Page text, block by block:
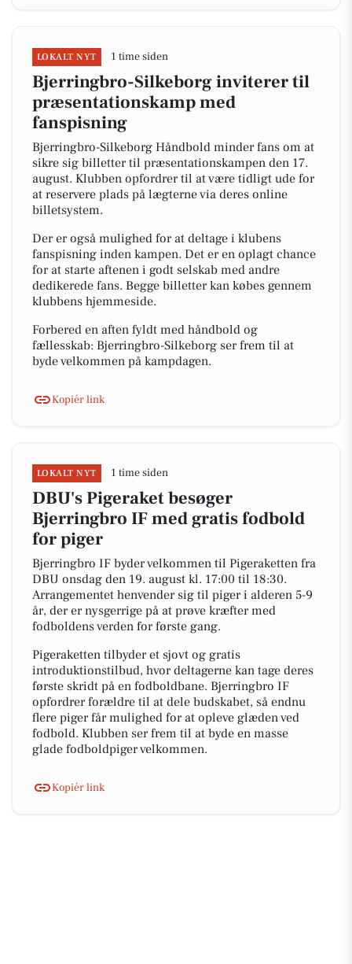
LOKALT NYT 1 time siden
Bjerringbro-Silkeborg inviterer til
præsentationskamp med
fanspisning
Bjerringbro-Silkeborg Håndbold minder fans om at
sikre sig billetter til præsentationskampen den 17.
august. Klubben opfordrer til at være tidligt ude for
at reservere plads på lægterne via deres online
billetsystem.
Der er også mulighed for at deltage i klubens
fanspisning inden kampen. Det er en oplagt chance
for at starte aftenen i godt selskab med andre
dedikerede fans. Begge billetter kan købes gennem
klubbens hjemmeside.
Forbered en aften fyldt med håndbold og
fællesskab: Bjerringbro-Silkeborg ser frem til at
byde velkommen på kampdagen.
Kopiér link
LOKALT NYT 1 time siden
DBU's Pigeraket besøger
Bjerringbro IF med gratis fodbold
for piger
Bjerringbro IF byder velkommen til Pigeraketten fra
DBU onsdag den 19. august kl. 17:00 til 18:30.
Arrangementet henvender sig til piger i alderen 5-9
år, der er nysgerrige på at prøve kræfter med
fodboldens verden for første gang.
Pigeraketten tilbyder et sjovt og gratis
introduktionstilbud, hvor deltagerne kan tage deres
første skridt på en fodboldbane. Bjerringbro IF
opfordrer forældre til at dele budskabet, så endnu
flere piger får mulighed for at opleve glæden ved
fodbold. Klubben ser frem til at byde en masse
glade fodboldpiger velkommen.
Kopiér link